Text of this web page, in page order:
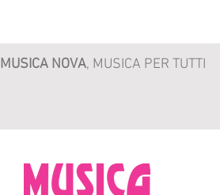
MUSICA NOVA, MUSICA PER TUTTI